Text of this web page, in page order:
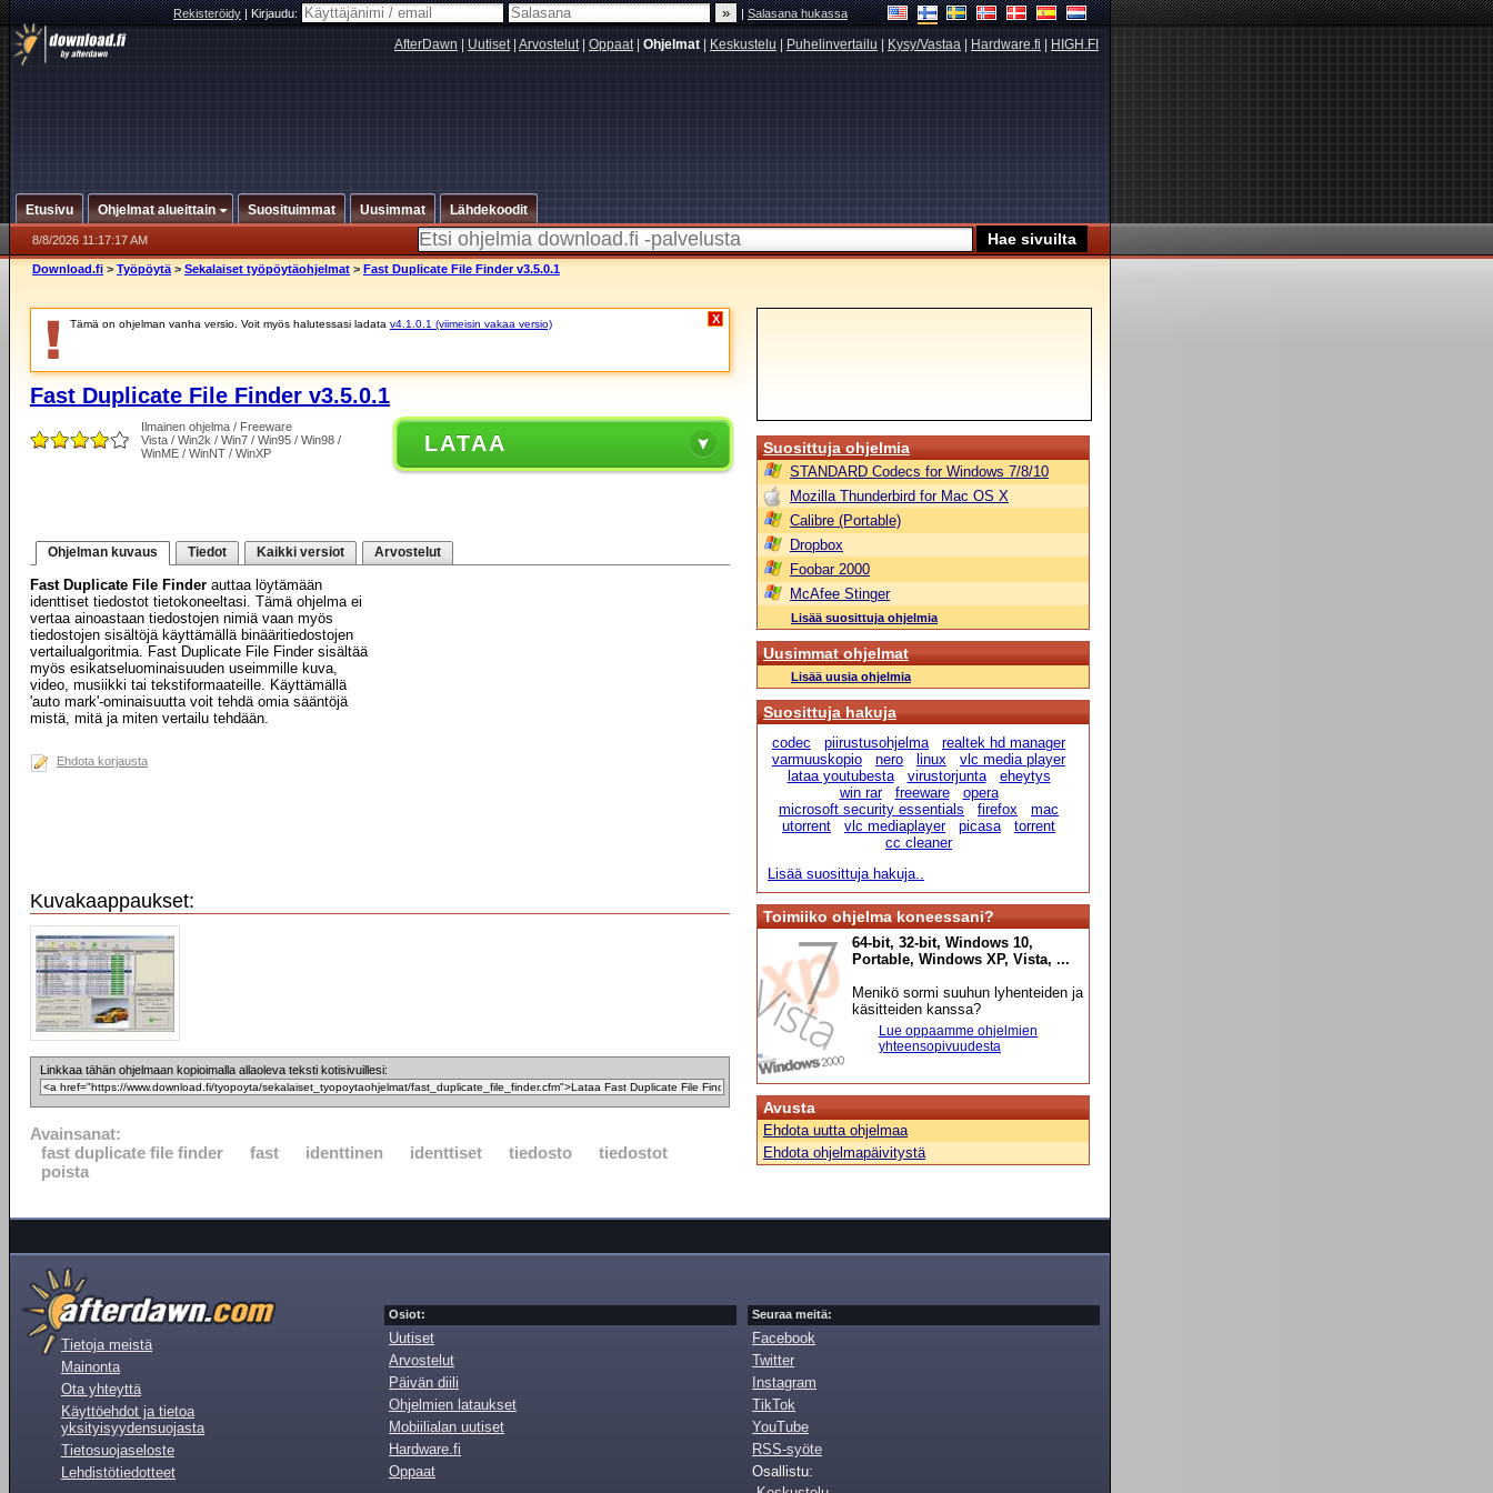
Rekisteröidy|Kirjaudu: |Salasana hukassa
AfterDawn Uutiset| Arvostelut| Oppaat| Ohjelmat Keskustelu Puhelinvertailu Kysy/Vastaa Hardware.fi HIGH.FI
Etusivu Ohjelmat alueittain Suosituimmat Uusimmat Lähdekoodit
8/8/2026 11:17:17 AM
Download.fi > Työpöytä > Sekalaiset työpöytäohjelmat > Fast Duplicate File Finder v3.5.0.1
Tämä on ohjelman vanha versio. Voit myös halutessasi ladata v4.1.0.1 (viimeisin vakaa versio) X
Fast Duplicate File Finder v3.5.0.1
Ilmainen ohjelma / Freeware
Vista / Win2k / Win7 / Win95 / Win98 /
WinME / WinNT / WinXP
LATAA
Ohjelman kuvaus Tiedot Kaikki versiot Arvostelut
Fast Duplicate File Finder auttaa löytämään
identtiset tiedostot tietokoneeltasi. Tämä ohjelma ei
vertaa ainoastaan tiedostojen nimiä vaan myös
tiedostojen sisältöjä käyttämällä binääritiedostojen
vertailualgoritmia. Fast Duplicate File Finder sisältää
myös esikatseluominaisuuden useimmille kuva,
video, musiikki tai tekstiformaateille. Käyttämällä
'auto mark'-ominaisuutta voit tehdä omia sääntöjä
mistä, mitä ja miten vertailu tehdään.
Ehdota korjausta
Kuvakaappaukset:
Linkkaa tähän ohjelmaan kopioimalla allaoleva teksti kotisivuillesi:
Avainsanat:
fast duplicate file finder
fast identtinen identtiset tiedosto
tiedostot
poista
Suosittuja ohjelmia
STANDARD Codecs for Windows 7/8/10
Mozilla Thunderbird for Mac OS X
Calibre (Portable)
Dropbox
Foobar 2000
McAfee Stinger
Lisää suosittuja ohjelmia
Uusimmat ohjelmat
Lisää uusia ohjelmia
Suosittuja hakuja
codec piirustusohjelma
realtek hd manager
varmuuskopio
nero linux
vlc media player
lataa youtubesta
virustorjunta
eheytys
win rar
freeware
opera
microsoft security essentials
firefox
mac
utorrent
vlc mediaplayer picasa
torrent
cc cleaner
Lisää suosittuja hakuja..
Toimiiko ohjelma koneessani?
64-bit, 32-bit, Windows 10,
Portable, Windows XP, Vista, ...
Menikö sormi suuhun lyhenteiden ja
käsitteiden kanssa?
Lue oppaamme ohjelmien
yhteensopivuudesta
Avusta
Ehdota uutta ohjelmaa
Ehdota ohjelmapäivitystä
Tietoja meistä
Mainonta
Ota yhteyttä
Käyttöehdot ja tietoa
yksityisyydensuojasta
Tietosuojaseloste
Lehdistötiedotteet
Osiot:
Uutiset
Arvostelut
Päivän diili
Ohjelmien lataukset
Mobiilialan uutiset
Hardware.fi
Oppaat
Seuraa meitä:
Facebook
Twitter
Instagram
TikTok
YouTube
RSS-syöte
Osallistu: